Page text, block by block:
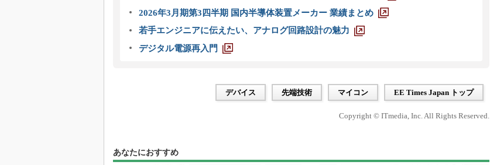
2026年3月期第3四半期 国内半導体装置メーカー 業績まとめ
若手エンジニアに伝えたい、アナログ回路設計の魅力
デジタル電源再入門
デバイス 先端技術 マイコン EE Times Japan トップ
Copyright © ITmedia, Inc. All Rights Reserved.
あなたにおすすめ